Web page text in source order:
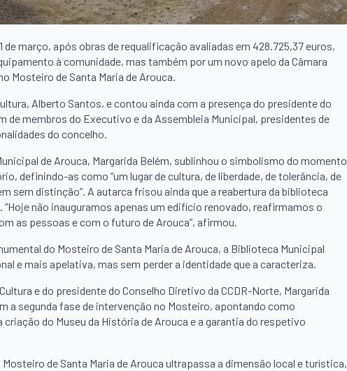
março, após obras de requalificação avaliadas em 428.725,37 euros,
à comunidade, mas também por um novo apelo da Câmara
Mosteiro de Santa Maria de Arouca.
Alberto Santos, e contou ainda com a presença do presidente do
de membros do Executivo e da Assembleia Municipal, presidentes de
do concelho.
de Arouca, Margarida Belém, sublinhou o simbolismo do momento
definindo-as como “um lugar de cultura, de liberdade, de tolerância, de
sem distinção”. A autarca frisou ainda que a reabertura da biblioteca
não inauguramos apenas um edifício renovado, reafirmamos o
as pessoas e com o futuro de Arouca”, afirmou.
do Mosteiro de Santa Maria de Arouca, a Biblioteca Municipal
e mais apelativa, mas sem perder a identidade que a caracteriza.
e do presidente do Conselho Diretivo da CCDR-Norte, Margarida
a segunda fase de intervenção no Mosteiro, apontando como
do Museu da História de Arouca e a garantia do respetivo
de Santa Maria de Arouca ultrapassa a dimensão local e turística,